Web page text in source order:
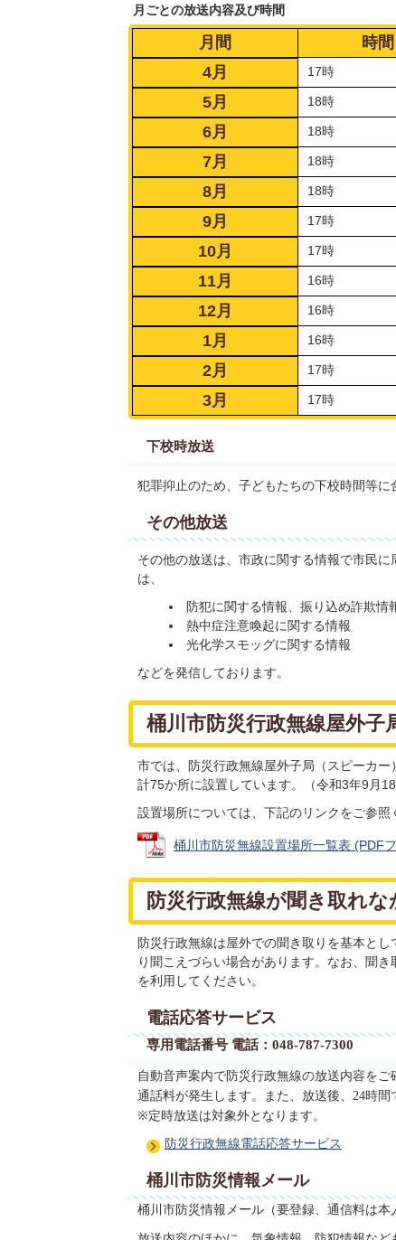
月ごとの放送内容及び時間
月間 時間
4月
17時
5月 18時
6月 18時
7月 18時
8月 18時
9月 17時
10月 17時
11月 16時
12月 16時
1月 16時
2月 17時
3月 17時
下校時放送
犯罪抑止のため、子どもたちの下校時間等に
その他放送
その他の放送は、市政に関する情報で市民
は、
防犯に関する情報、振り込め詐欺情
熱中症注意喚起に関する情報
光化学スモッグに関する情報
などを発信しております。
桶川市防災行政無線屋外子
市では、防災行政無線屋外子局（スピーカ
計75か所に設置しています。（令和3年9月18
設置場所については、下記のリンクをご参照
桶川市防災無線設置場所一覧表 (PDF
防災行政無線が聞き取れ
防災行政無線は屋外での聞き取りを基本と
り聞こえづらい場合があります。なお、聞
を利用してください。
電話応答サービス
専用電話番号 電話： 048-787-7300
自動音声案内で防災行政無線の放送内容をご
通話料が発生します。また、放送後、
24時間
※定時放送は対象外となります。
防災行政無線電話応答サービス
桶川市防災情報メール
桶川市防災情報メール（要登録、通信料は本